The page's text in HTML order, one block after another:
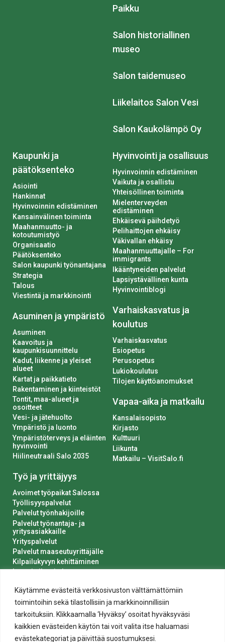
Käytämme evästeitä verkkosivuston välttämättömiin
toimintoihin sekä tilastollisiin ja markkinoinnillisiin
tarkoituksiin. Klikkaamalla ‘Hyväksy’ osoitat hyväksyväsi
kaikkien evästeiden käytön tai voit valita itse haluamasi
evästekategoriat ja päivittää suostumuksesi.
Paikku
Salon historiallinen
museo
Salon taidemuseo
Liikelaitos Salon Vesi
Salon Kaukolämpö Oy
Kaupunki ja
päätöksenteko
Asiointi
Hankinnat
Hyvinvoinnin edistäminen
Kansainvälinen toiminta
Maahanmuutto- ja
kotoutumistyö
Organisaatio
Päätöksenteko
Salon kaupunki työnantajana
Strategia
Talous
Viestintä ja markkinointi
Asuminen ja ympäristö
Asuminen
Kaavoitus ja
kaupunkisuunnittelu
Kadut, liikenne ja yleiset
alueet
Kartat ja paikkatieto
Rakentaminen ja kiinteistöt
Tontit, maa-alueet ja
osoitteet
Vesi- ja jätehuolto
Ympäristö ja luonto
Ympäristöterveys ja eläinten
hyvinvointi
Hiilineutraali Salo 2035
Työ ja yrittäjyys
Avoimet työpaikat Salossa
Työllisyyspalvelut
Palvelut työnhakijoille
Palvelut työnantaja- ja
yritysasiakkaille
Yrityspalvelut
Palvelut maaseutuyrittäjälle
Kilpailukyvyn kehittäminen
Luvat ja ilmoitukset
Hyvinvointi ja osallisuus
Hyvinvoinnin edistäminen
Vaikuta ja osallistu
Yhteisöllinen toiminta
Mielenterveyden
edistäminen
Ehkäisevä päihdetyö
Pelihaittojen ehkäisy
Väkivallan ehkäisy
Maahanmuuttajalle – For
immigrants
Ikääntyneiden palvelut
Lapsiystävällinen kunta
Hyvinvointiblogi
Varhaiskasvatus ja
koulutus
Varhaiskasvatus
Esiopetus
Perusopetus
Lukiokoulutus
Tilojen käyttöanomukset
Vapaa-aika ja matkailu
Kansalaisopisto
Kirjasto
Kulttuuri
Liikunta
Matkailu – VisitSalo.fi